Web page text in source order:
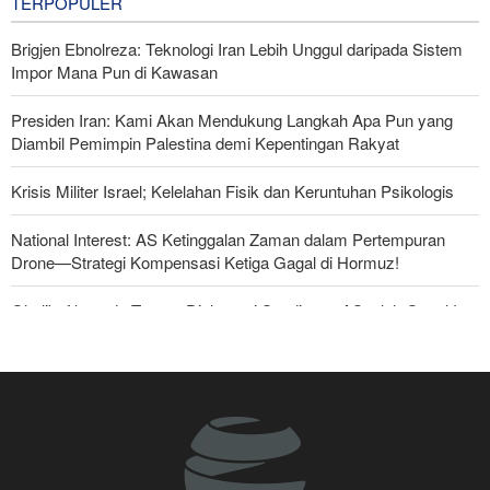
Brigjen Ebnolreza: Teknologi Iran Lebih Unggul daripada Sistem
Impor Mana Pun di Kawasan
Presiden Iran: Kami Akan Mendukung Langkah Apa Pun yang
Diambil Pemimpin Palestina demi Kepentingan Rakyat
Krisis Militer Israel; Kelelahan Fisik dan Keruntuhan Psikologis
National Interest: AS Ketinggalan Zaman dalam Pertempuran
Drone—Strategi Kompensasi Ketiga Gagal di Hormuz!
Ghalibaf kepada Trump: Diplomasi Sandiwara AS telah Gagal !
The Economist: Kesepakatan dengan Iran Opsi Realistis Akhiri